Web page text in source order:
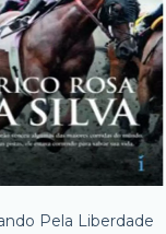
Pela Liberdade